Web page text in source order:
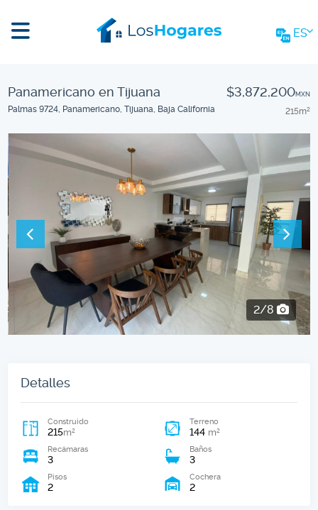
ES
Panamericano en Tijuana
Palmas 9724, Panamericano, Tijuana, Baja California
$3,872,200MXN
215m2
2/8
Detalles
Construido
215m2
Terreno
144 m2
Recámaras
3
Baños
3
Pisos
2
Cochera
2